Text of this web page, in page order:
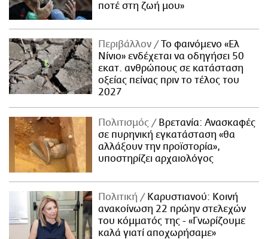
ποτέ στη ζωή μου»
Περιβάλλον
Το φαινόμενο «Ελ
Νίνιο» ενδέχεται να οδηγήσει 50
εκατ. ανθρώπους σε κατάσταση
οξείας πείνας πριν το τέλος του
2027
Πολιτισμός
Βρετανία: Ανασκαφές
σε πυρηνική εγκατάσταση «θα
αλλάξουν την προϊστορία»,
υποστηρίζει αρχαιολόγος
Πολιτική
Καρυστιανού: Κοινή
ανακοίνωση 22 πρώην στελεχών
του κόμματός της - «Γνωρίζουμε
καλά γιατί αποχωρήσαμε»